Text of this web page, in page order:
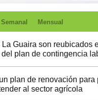
Semanal Mensual
Guaira son reubicados
plan de contingencia
plan de renovación para
al sector agrícola